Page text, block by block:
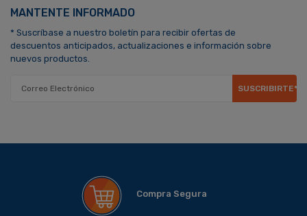
MANTENTE INFORMADO
* Suscríbase a nuestro boletín para recibir ofertas de
descuentos anticipados, actualizaciones e información sobre
nuevos productos.
SUSCRIBIRTE*
Compra Segura